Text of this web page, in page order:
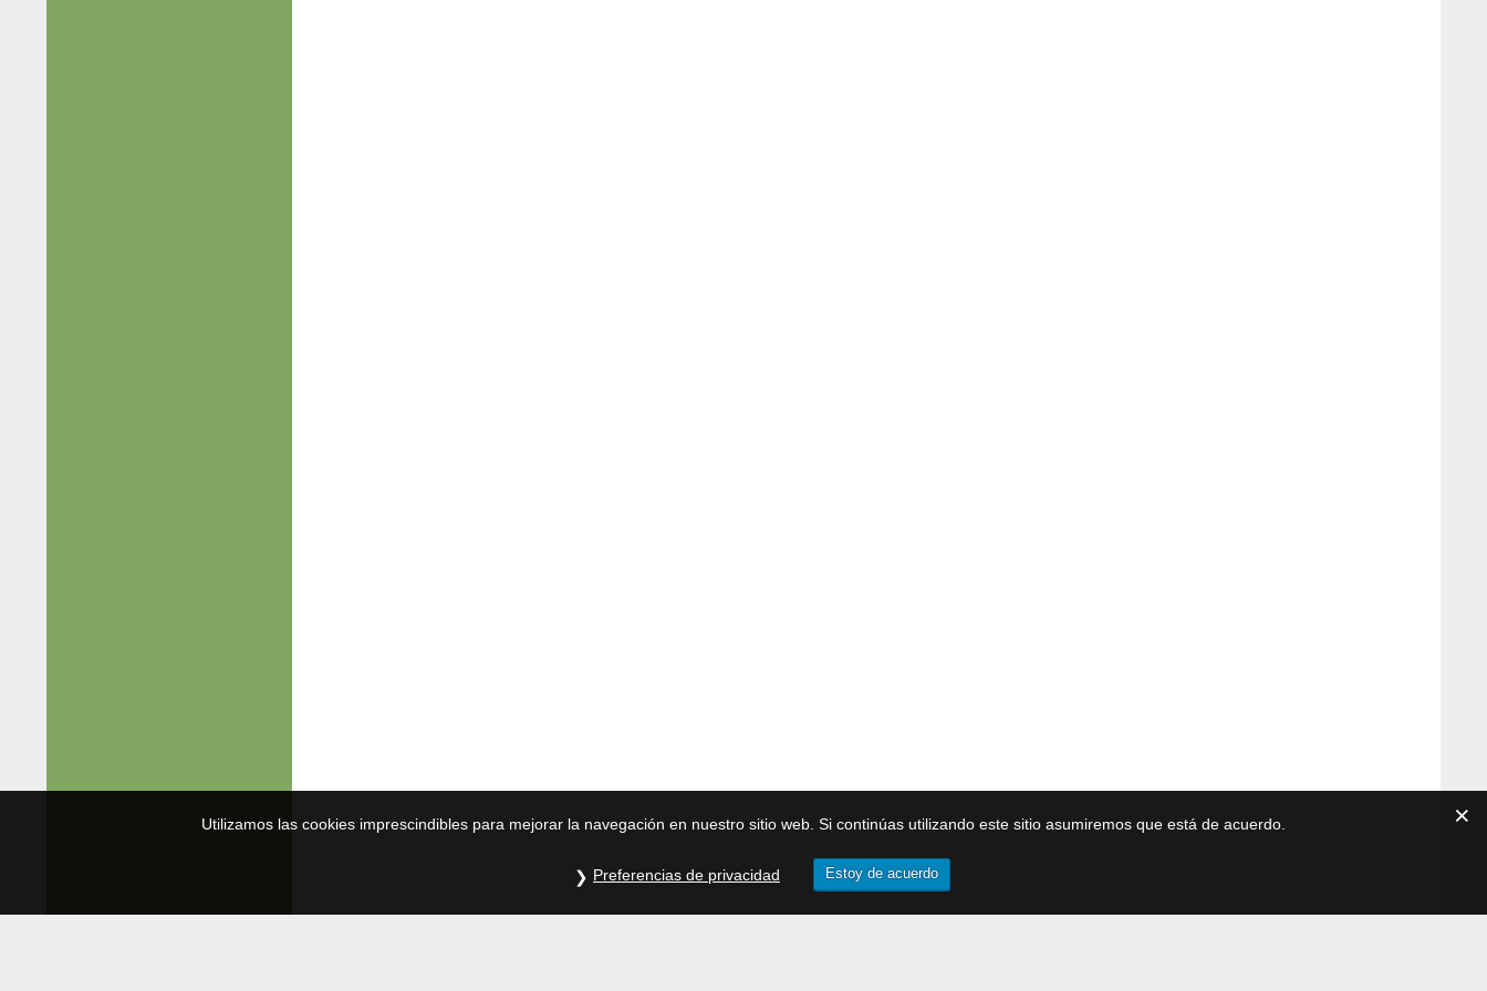
Utilizamos las cookies imprescindibles para mejorar la navegación en nuestro sitio web. Si continúas utilizando este sitio asumiremos que está de acuerdo.
Preferencias de privacidad Estoy de acuerdo